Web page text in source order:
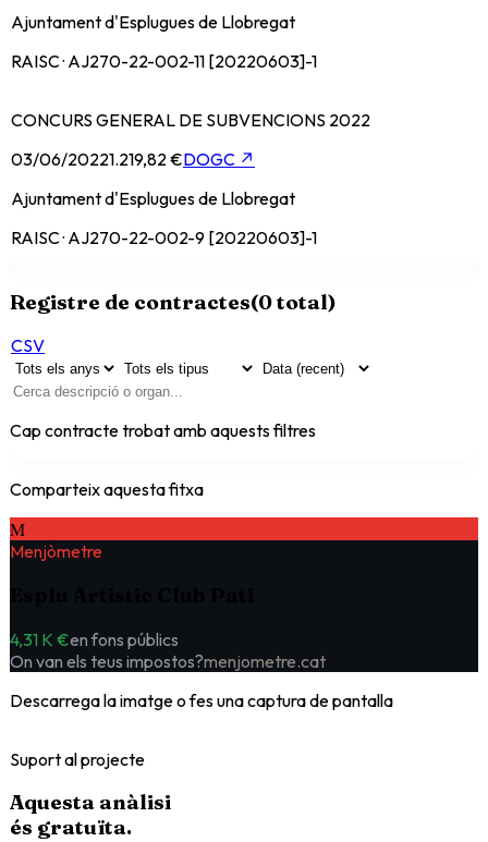
Ajuntament d'Esplugues de Llobregat
RAISC · AJ270-22-002-11 [20220603]-1
CONCURS GENERAL DE SUBVENCIONS 2022
03/06/20221.219,82 €DOGC ↗
Ajuntament d'Esplugues de Llobregat
RAISC · AJ270-22-002-9 [20220603]-1
Registre de contractes(0total)
CSV
Cap contracte trobat amb aquests filtres
Comparteix aquesta fitxa
M
Menjòmetre
4,31 K €en fons públics
On van els teus impostos?menjometre.cat
Descarrega la imatge o fes una captura de pantalla
Suport al projecte
Aquesta anàlisi
és gratuïta.